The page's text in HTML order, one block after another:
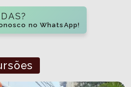
no WhatsApp!